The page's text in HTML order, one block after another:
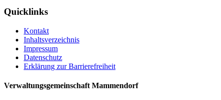
Quicklinks
Kontakt
Inhaltsverzeichnis
Impressum
Datenschutz
Erklärung zur Barrierefreiheit
Verwaltungsgemeinschaft Mammendorf